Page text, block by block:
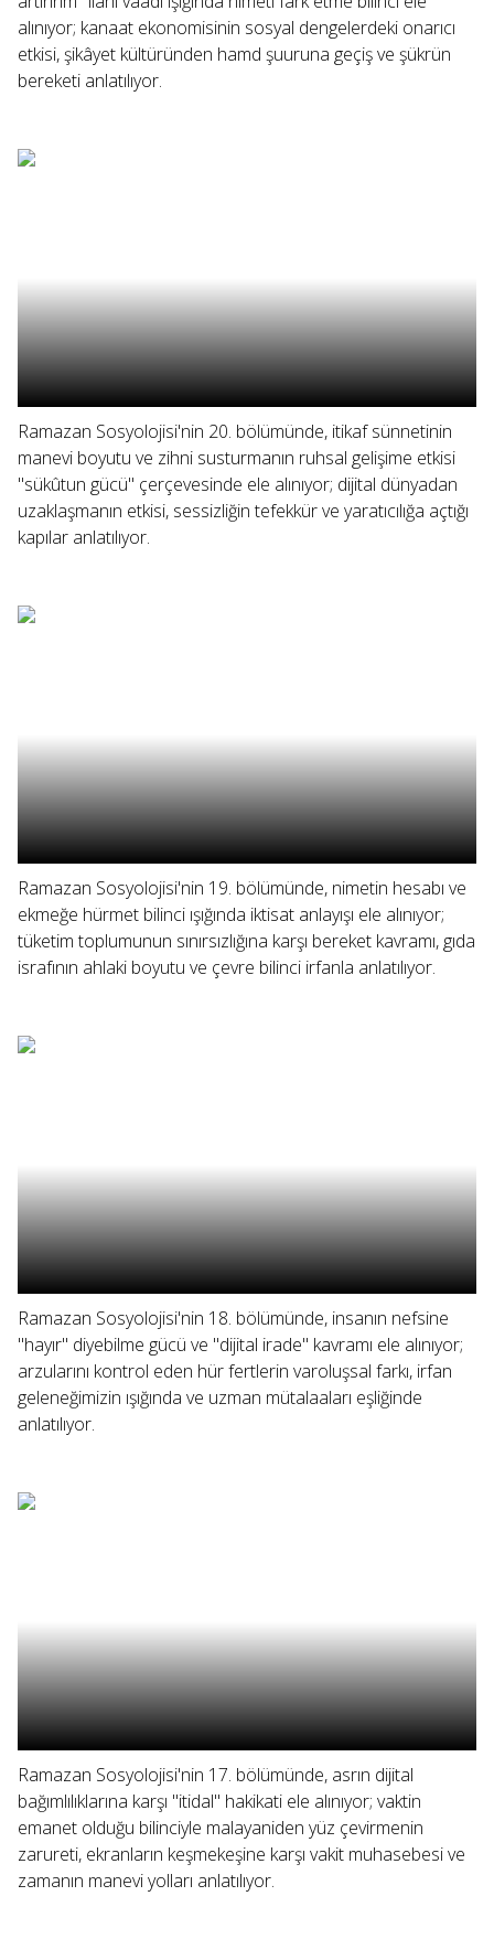
alınıyor; kanaat ekonomisinin sosyal dengelerdeki onarıcı
etkisi, şikâyet kültüründen hamd şuuruna geçiş ve şükrün
bereketi anlatılıyor.
Ramazan Sosyolojisi'nin 20. bölümünde, itikaf sünnetinin
manevi boyutu ve zihni susturmanın ruhsal gelişime etkisi
"sükûtun gücü" çerçevesinde ele alınıyor; dijital dünyadan
uzaklaşmanın etkisi, sessizliğin tefekkür ve yaratıcılığa açtığı
kapılar anlatılıyor.
Ramazan Sosyolojisi'nin 19. bölümünde, nimetin hesabı ve
ekmeğe hürmet bilinci ışığında iktisat anlayışı ele alınıyor;
tüketim toplumunun sınırsızlığına karşı bereket kavramı, gıda
israfının ahlaki boyutu ve çevre bilinci irfanla anlatılıyor.
Ramazan Sosyolojisi'nin 18. bölümünde, insanın nefsine
"hayır" diyebilme gücü ve "dijital irade" kavramı ele alınıyor;
arzularını kontrol eden hür fertlerin varoluşsal farkı, irfan
geleneğimizin ışığında ve uzman mütalaaları eşliğinde
anlatılıyor.
Ramazan Sosyolojisi'nin 17. bölümünde, asrın dijital
bağımlılıklarına karşı "itidal" hakikati ele alınıyor; vaktin
emanet olduğu bilinciyle malayaniden yüz çevirmenin
zarureti, ekranların keşmekeşine karşı vakit muhasebesi ve
zamanın manevi yolları anlatılıyor.